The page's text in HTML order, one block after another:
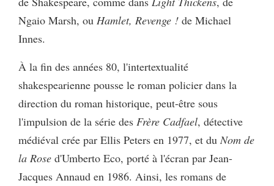
Ngaio Marsh, ou Hamlet, Revenge ! de Michael
Innes.
À la fin des années 80, l'intertextualité
shakespearienne pousse le roman policier dans la
direction du roman historique, peut-être sous
l'impulsion de la série des Frère Cadfael, détective
médiéval crée par Ellis Peters en 1977, et du Nom de
la Rose d'Umberto Eco, porté à l'écran par Jean-
Jacques Annaud en 1986. Ainsi, les romans de